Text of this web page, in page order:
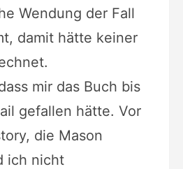
Wendung der Fall
damit hätte keiner
mir das Buch bis
gefallen hätte. Vor
die Mason
ich nicht